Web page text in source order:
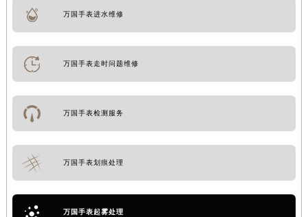
万国手表进水维修
万国手表走时问题维修
万国手表检测服务
万国手表划痕处理
万国手表起雾处理